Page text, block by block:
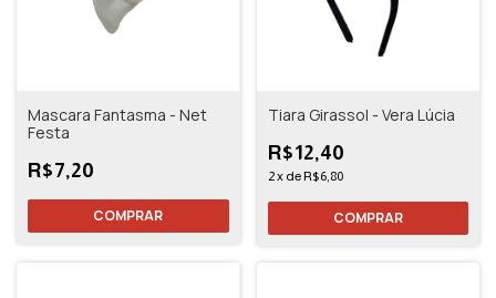
Mascara Fantasma - Net
Festa
R$7,20
Tiara Girassol - Vera Lúcia
R$12,40
2x de R$6,80